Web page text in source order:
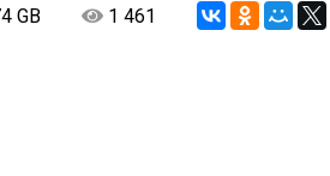
GB 1 461